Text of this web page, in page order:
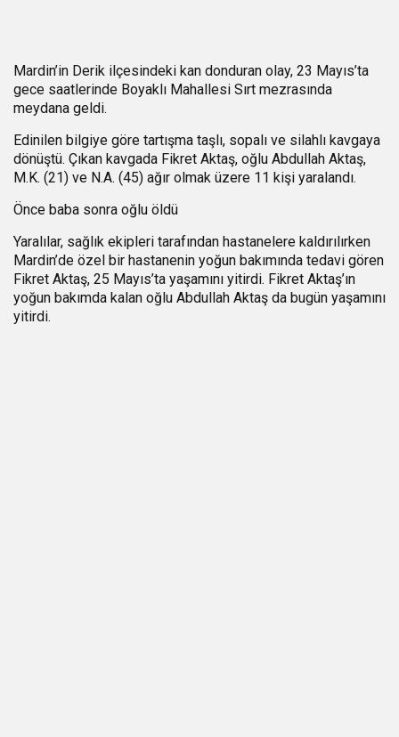
Mardin’in Derik ilçesindeki kan donduran olay, 23 Mayıs’ta
gece saatlerinde Boyaklı Mahallesi Sırt mezrasında
meydana geldi.
Edinilen bilgiye göre tartışma taşlı, sopalı ve silahlı kavgaya
dönüştü. Çıkan kavgada Fikret Aktaş, oğlu Abdullah Aktaş,
M.K. (21) ve N.A. (45) ağır olmak üzere 11 kişi yaralandı.
Önce baba sonra oğlu öldü
Yaralılar, sağlık ekipleri tarafından hastanelere kaldırılırken
Mardin’de özel bir hastanenin yoğun bakımında tedavi gören
Fikret Aktaş, 25 Mayıs’ta yaşamını yitirdi. Fikret Aktaş’ın
yoğun bakımda kalan oğlu Abdullah Aktaş da bugün yaşamını
yitirdi.